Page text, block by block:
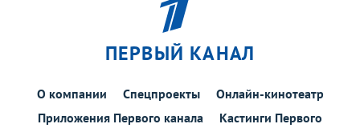
ПЕРВЫЙ КАНАЛ
О компании Спецпроекты
Онлайн-кинотеатр
Приложения Первого канала
Кастинги Первого